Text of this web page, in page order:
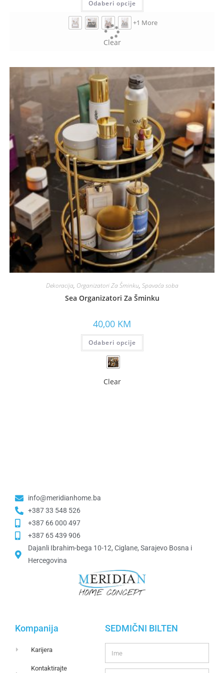
Odaberi opcije
+1 More
Clear
Dekoracija, Organizatori Za Šminku, Spavaća soba
Sea Organizatori Za Šminku
40,00 KM
Odaberi opcije
Clear
info@meridianhome.ba
+387 33 548 526
+387 66 000 497
+387 65 439 906
Dajanli Ibrahim-bega 10-12, Ciglane, Sarajevo Bosna i
Hercegovina​
Kompanija
Karijera
Kontaktirajte
SEDMIČNI BILTEN